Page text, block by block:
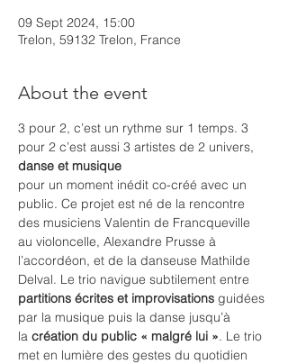
09 Sept 2024, 15:00
Trelon, 59132 Trelon, France
About the event
3 pour 2, c’est un rythme sur 1 temps. 3
pour 2 c’est aussi 3 artistes de 2 univers,
danse et musique
pour un moment inédit co-créé avec un
public. Ce projet est né de la rencontre
des musiciens Valentin de Francqueville
au violoncelle, Alexandre Prusse à
l’accordéon, et de la danseuse Mathilde
Delval. Le trio navigue subtilement entre
partitions écrites et improvisations guidées
par la musique puis la danse jusqu’à
la création du public « malgré lui ». Le trio
met en lumière des gestes du quotidien